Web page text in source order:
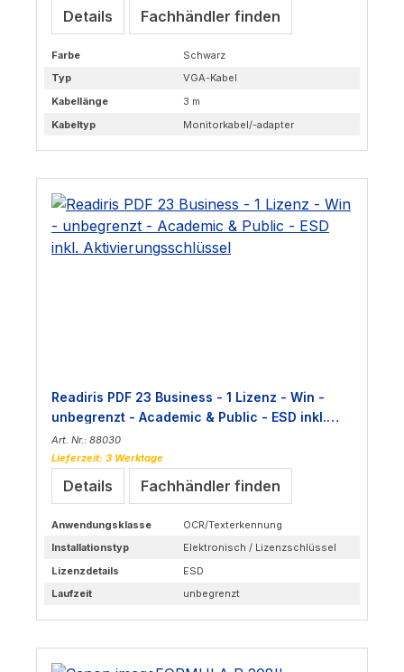
Details Fachhändler finden
Farbe
Schwarz
Typ
VGA-Kabel
Kabellänge
3 m
Kabeltyp
Monitorkabel/-adapter
Readiris PDF 23 Business - 1 Lizenz - Win -
unbegrenzt - Academic & Public - ESD inkl.
Aktivierungsschlüssel
Art. Nr.: 88030
Lieferzeit: 3 Werktage
Details Fachhändler finden
Anwendungsklasse
OCR/Texterkennung
Installationstyp
Elektronisch / Lizenzschlüssel
Lizenzdetails
ESD
Laufzeit
unbegrenzt